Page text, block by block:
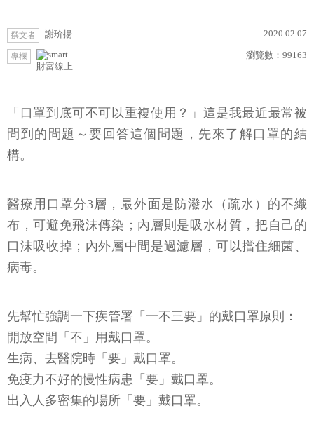
撰文者 謝玠揚 2020.02.07
專欄
財富線上
瀏覽數： 99163
「口罩到底可不可以重複使用？」這是我最近最常被
問到的問題～要回答這個問題，先來了解口罩的結
構。
醫療用口罩分3層，最外面是防潑水（疏水）的不織
布，可避免飛沫傳染；內層則是吸水材質，把自己的
口沫吸收掉；內外層中間是過濾層，可以擋住細菌、
病毒。
先幫忙強調一下疾管署「一不三要」的戴口罩原則：
開放空間「不」用戴口罩。
生病、去醫院時「要」戴口罩。
免疫力不好的慢性病患「要」戴口罩。
出入人多密集的場所「要」戴口罩。